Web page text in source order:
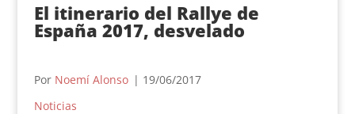
El itinerario del Rallye de
España 2017, desvelado
Por Noemí Alonso | 19/06/2017
Noticias